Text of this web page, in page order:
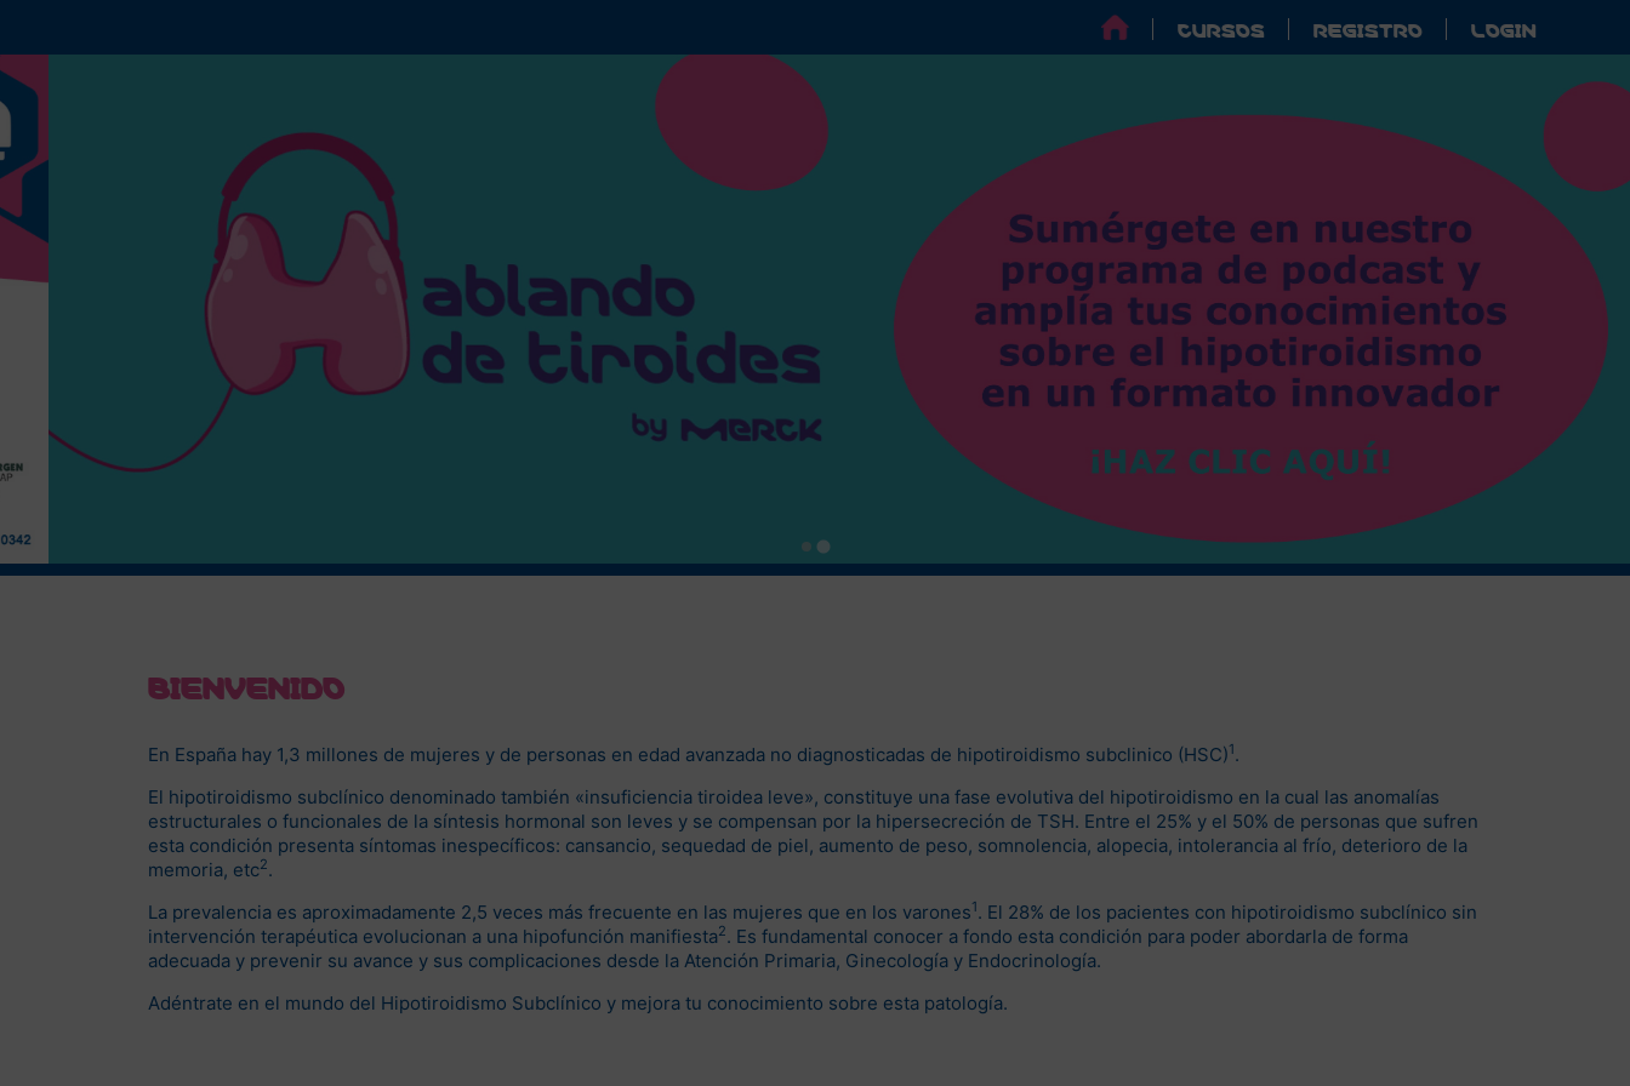
CURSOS REGISTRO LOGIN
BIENVENIDO
En España hay 1,3 millones de mujeres y de personas en edad avanzada no diagnosticadas de hipotiroidismo subclinico (HSC)1.
El hipotiroidismo subclínico denominado también «insuficiencia tiroidea leve», constituye una fase evolutiva del hipotiroidismo en la cual las anomalías
estructurales o funcionales de la síntesis hormonal son leves y se compensan por la hipersecreción de TSH. Entre el 25% y el 50% de personas que sufren
esta condición presenta síntomas inespecíficos: cansancio, sequedad de piel, aumento de peso, somnolencia, alopecia, intolerancia al frío, deterioro de la
memoria, etc2.
La prevalencia es aproximadamente 2,5 veces más frecuente en las mujeres que en los varones1. El 28% de los pacientes con hipotiroidismo subclínico sin
intervención terapéutica evolucionan a una hipofunción manifiesta2. Es fundamental conocer a fondo esta condición para poder abordarla de forma
adecuada y prevenir su avance y sus complicaciones desde la Atención Primaria, Ginecología y Endocrinología.
Adéntrate en el mundo del Hipotiroidismo Subclínico y mejora tu conocimiento sobre esta patología.